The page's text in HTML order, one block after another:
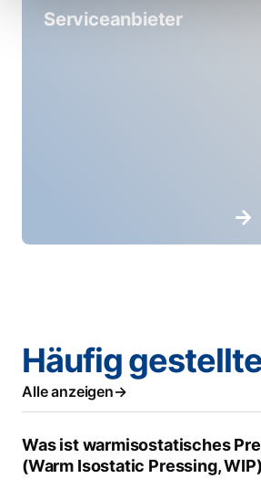
Serviceanbieter
Häufig
Alle anzeigen
Was ist warmisostatisches
(Warm Isostatic Pressing,